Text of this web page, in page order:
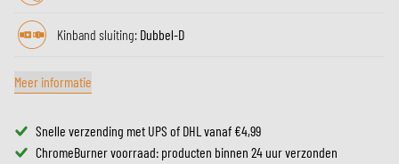
Kinband sluiting: Dubbel-D
Meer informatie
Snelle verzending met UPS of DHL vanaf €4,99
ChromeBurner voorraad: producten binnen 24 uur verzonden